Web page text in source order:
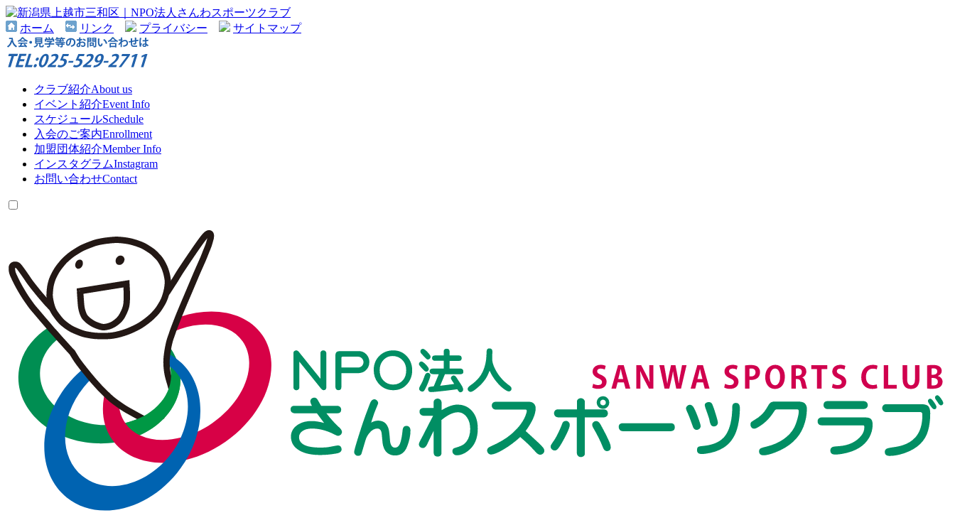
ホーム リンク プライバシー サイトマップ
クラブ紹介About us
イベント紹介Event Info
スケジュールSchedule
入会のご案内Enrollment
加盟団体紹介Member Info
インスタグラムInstagram
お問い合わせContact